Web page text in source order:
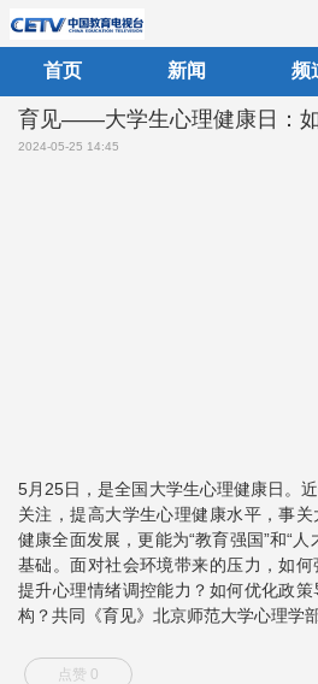
首页 新闻 频
育见——大学生心理健康日：
2024-05-25 14:45
5月25日，是全国大学生心理健康日。
关注，提高大学生心理健康水平，事
健康全面发展，更能为“教育强国”和“
基础。面对社会环境带来的压力，如
提升心理情绪调控能力？如何优化政
构？共同《育见》北京师范大学心理学
点赞 0